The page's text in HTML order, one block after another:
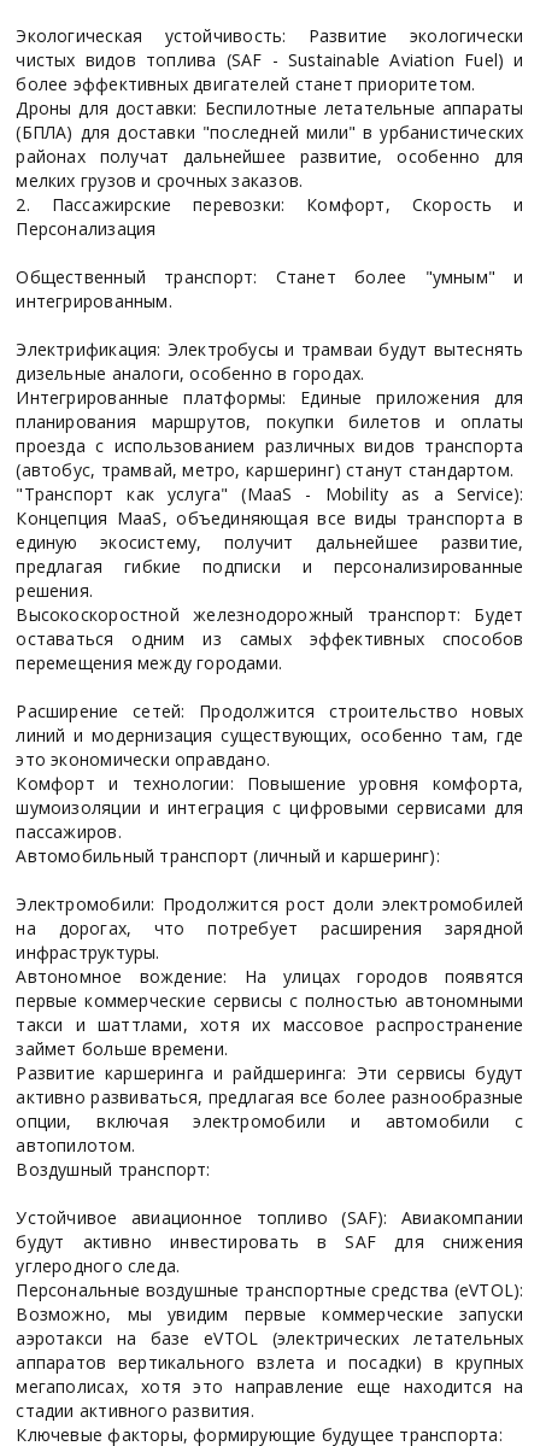
Экологическая устойчивость: Развитие экологически
чистых видов топлива (SAF - Sustainable Aviation Fuel) и
более эффективных двигателей станет приоритетом.
Дроны для доставки: Беспилотные летательные аппараты
(БПЛА) для доставки "последней мили" в урбанистических
районах получат дальнейшее развитие, особенно для
мелких грузов и срочных заказов.
2. Пассажирские перевозки: Комфорт, Скорость и
Персонализация
Общественный транспорт: Станет более "умным" и
интегрированным.
Электрификация: Электробусы и трамваи будут вытеснять
дизельные аналоги, особенно в городах.
Интегрированные платформы: Единые приложения для
планирования маршрутов, покупки билетов и оплаты
проезда с использованием различных видов транспорта
(автобус, трамвай, метро, каршеринг) станут стандартом.
"Транспорт как услуга" (MaaS - Mobility as a Service):
Концепция MaaS, объединяющая все виды транспорта в
единую экосистему, получит дальнейшее развитие,
предлагая гибкие подписки и персонализированные
решения.
Высокоскоростной железнодорожный транспорт: Будет
оставаться одним из самых эффективных способов
перемещения между городами.
Расширение сетей: Продолжится строительство новых
линий и модернизация существующих, особенно там, где
это экономически оправдано.
Комфорт и технологии: Повышение уровня комфорта,
шумоизоляции и интеграция с цифровыми сервисами для
пассажиров.
Автомобильный транспорт (личный и каршеринг):
Электромобили: Продолжится рост доли электромобилей
на дорогах, что потребует расширения зарядной
инфраструктуры.
Автономное вождение: На улицах городов появятся
первые коммерческие сервисы с полностью автономными
такси и шаттлами, хотя их массовое распространение
займет больше времени.
Развитие каршеринга и райдшеринга: Эти сервисы будут
активно развиваться, предлагая все более разнообразные
опции, включая электромобили и автомобили с
автопилотом.
Воздушный транспорт:
Устойчивое авиационное топливо (SAF): Авиакомпании
будут активно инвестировать в SAF для снижения
углеродного следа.
Персональные воздушные транспортные средства (eVTOL):
Возможно, мы увидим первые коммерческие запуски
аэротакси на базе eVTOL (электрических летательных
аппаратов вертикального взлета и посадки) в крупных
мегаполисах, хотя это направление еще находится на
стадии активного развития.
Ключевые факторы, формирующие будущее транспорта: